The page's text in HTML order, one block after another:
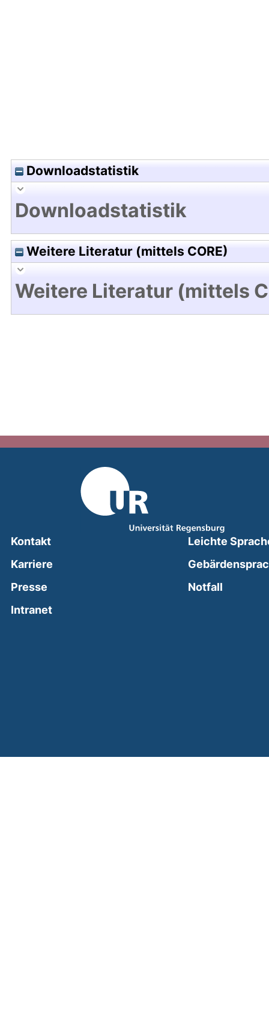
Downloadstatistik
Downloadstatistik
Weitere Literatur (mittels CORE)
Weitere Literatur (mittels
Kontakt
Karriere
Presse
Intranet(external link, opens in a new window)
Leichte
Notfall